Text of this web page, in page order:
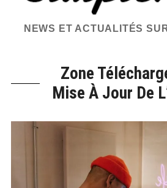
NEWS ET ACTUALITÉS
Zone
Mise À Jour De